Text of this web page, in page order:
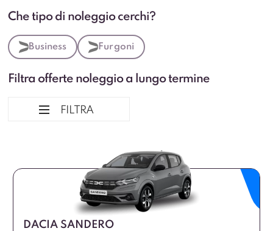
Che tipo di noleggio cerchi?
Business Furgoni
Filtra offerte noleggio a lungo termine
FILTRA
Tipologia veicolo
DACIA SANDERO